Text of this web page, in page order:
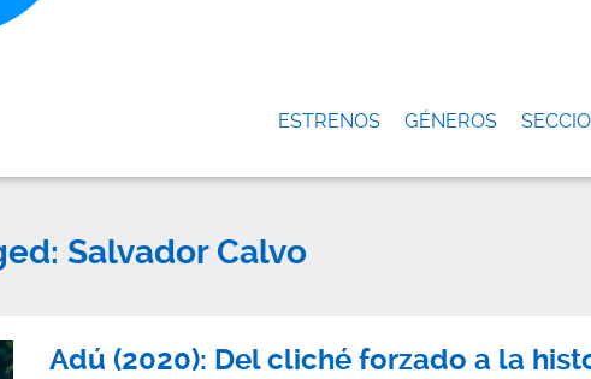
ESTRENOS GÉNEROS
Salvador Calvo
Adú (2020): Del cliché forzado a la